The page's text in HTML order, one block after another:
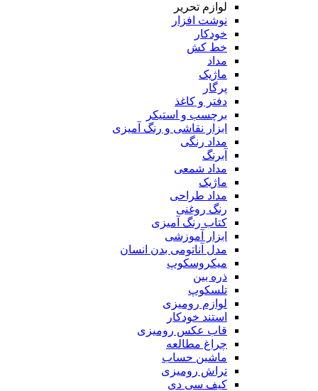
لوازم تحریر
نوشت افزار
خودکار
خط کش
مداد
ماژیک
پرگار
دفتر و کاغذ
برچسب و استیکر
ابزار نقاشی و رنگ آمیزی
مداد رنگی
آبرنگ
مداد شمعی
ماژیک
مداد طراحی
رنگ روغنی
کتاب رنگ آمیزی
ابزار آموزشی
مدل آناتومی بدن انسان
میکروسکوپ
ذره بین
تلسکوپ
لوازم رومیزی
استند خودکار
قاب عکس رومیزی
چراغ مطالعه
ماشین حساب
تراش رومیزی
کیف سی دی